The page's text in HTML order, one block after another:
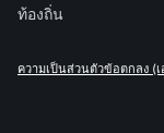
ท้องถิ่น
ความเป็นส่วนตัวข้อตกลง (เ